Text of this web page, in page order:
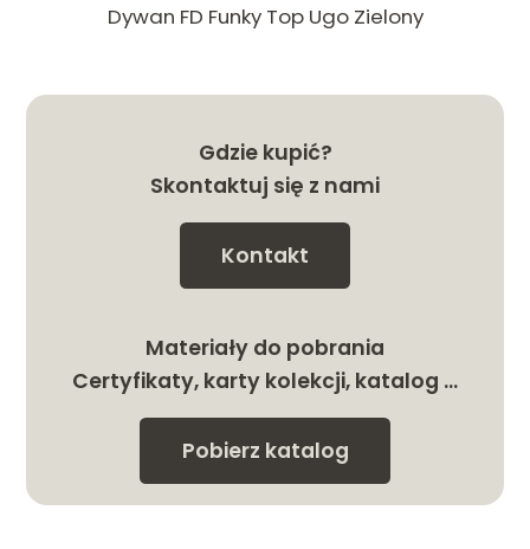
Dywan FD Funky Top Ugo Zielony
Gdzie kupić?
Skontaktuj się z nami
Kontakt
Materiały do pobrania
Certyfikaty, karty kolekcji, katalog …
Pobierz katalog